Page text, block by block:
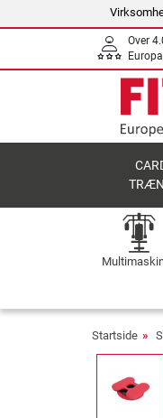
Over
Europa
Startside